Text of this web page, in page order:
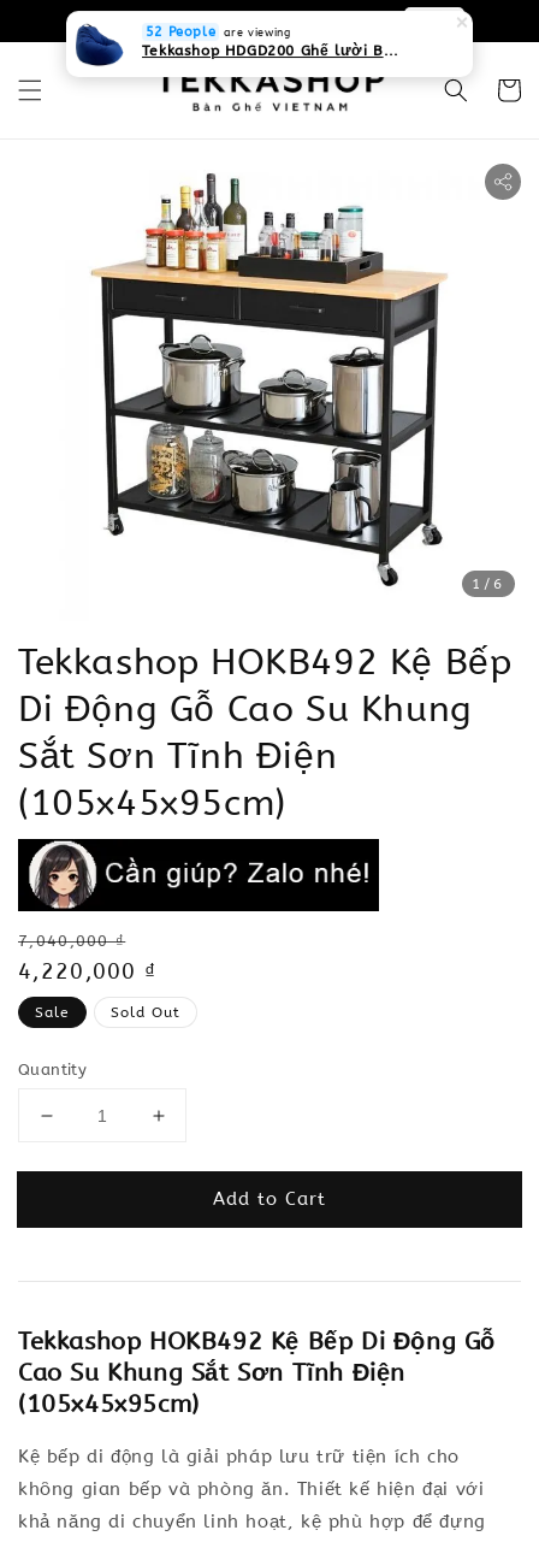
0931268840 Liên hệ với chúng tôi
1 /6
Tekkashop HOKB492 Kệ Bếp
Di Động Gỗ Cao Su Khung
Sắt Sơn Tĩnh Điện
(105x45x95cm)
Regular
price
7,040,000 ₫
Sale
price
4,220,000 ₫
Sale Sold Out
Quantity
Add to Cart
Tekkashop HOKB492 Kệ Bếp Di Động Gỗ
Cao Su Khung Sắt Sơn Tĩnh Điện
(105x45x95cm)
Kệ bếp di động là giải pháp lưu trữ tiện ích cho
không gian bếp và phòng ăn. Thiết kế hiện đại với
khả năng di chuyển linh hoạt, kệ phù hợp để đựng
52 People are viewing
Tekkashop HDGD200 Ghế lười Beanbag form truyền thống, chất liệu Olefin canvas kháng nước, màu xanh biển, có thể sử dụng trong nhà và cả ngoài trời, có quai xách